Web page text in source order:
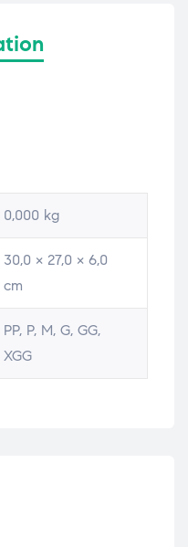
0,000 kg
30,0 × 27,0 × 6,0
cm
PP, P, M, G, GG,
XGG